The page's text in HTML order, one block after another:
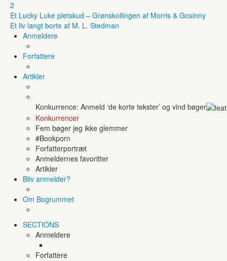
2
Et Lucky Luke pletskud – Grønskollingen af Morris & Gosinny
Et liv langt borte af M. L. Stedman
Anmeldere
Forfattere
Artikler
Konkurrence: Anmeld ‘de korte tekster’ og vind bøger
Konkurrencer
Fem bøger jeg ikke glemmer
#Bookporn
Forfatterportræt
Anmeldernes favoritter
Artikler
Bliv anmelder?
Om Bogrummet
SECTIONS
Anmeldere
Forfattere